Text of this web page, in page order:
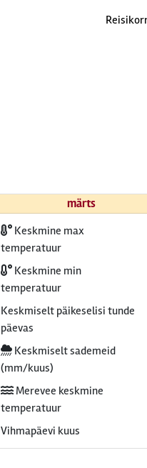
märts
Keskmine max
temperatuur
Keskmine min
temperatuur
Keskmiselt päikeselisi tunde
päevas
Keskmiselt sademeid
(mm/kuus)
Merevee keskmine
temperatuur
Vihmapäevi kuus